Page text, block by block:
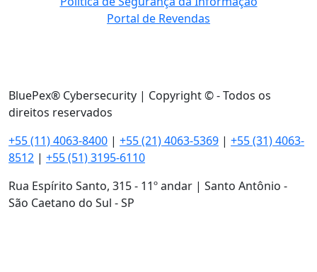
Portal de Revendas
BluePex® Cybersecurity | Copyright © - Todos os
direitos reservados
+55 (11) 4063-8400 | +55 (21) 4063-5369 | +55 (31) 4063-
8512 | +55 (51) 3195-6110
Rua Espírito Santo, 315 - 11º andar | Santo Antônio -
São Caetano do Sul - SP